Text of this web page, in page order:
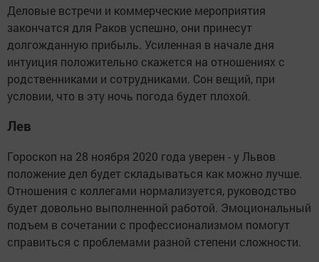
Деловые встречи и коммерческие мероприятия
закончатся для Раков успешно, они принесут
долгожданную прибыль. Усиленная в начале дня
интуиция положительно скажется на отношениях с
родственниками и сотрудниками. Сон вещий, при
условии, что в эту ночь погода будет плохой.
Лев
Гороскоп на 28 ноября 2020 года уверен - у Львов
положение дел будет складываться как можно лучше.
Отношения с коллегами нормализуется, руководство
будет довольно выполненной работой. Эмоциональный
подъем в сочетании с профессионализмом помогут
справиться с проблемами разной степени сложности.